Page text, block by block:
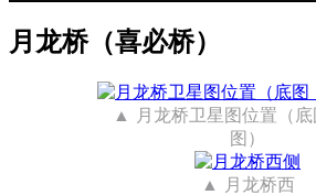
月龙桥（喜必桥）
月龙桥卫星图位置（
图）
月龙桥西